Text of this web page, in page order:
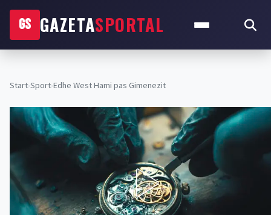
GS GAZETASPORTAL
Start›Sport›Edhe West Hami pas Gimenezit